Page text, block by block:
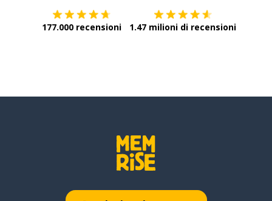
177.000 recensioni 1.47 milioni di recensioni